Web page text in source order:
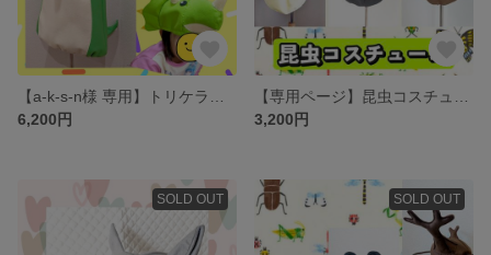
6,200円
3,200円
SOLD OUT SOLD OUT